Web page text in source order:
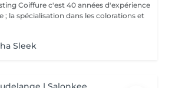
Coiffure c'est 40 années d'expérience
; la spécialisation dans les colorations et
Sleek